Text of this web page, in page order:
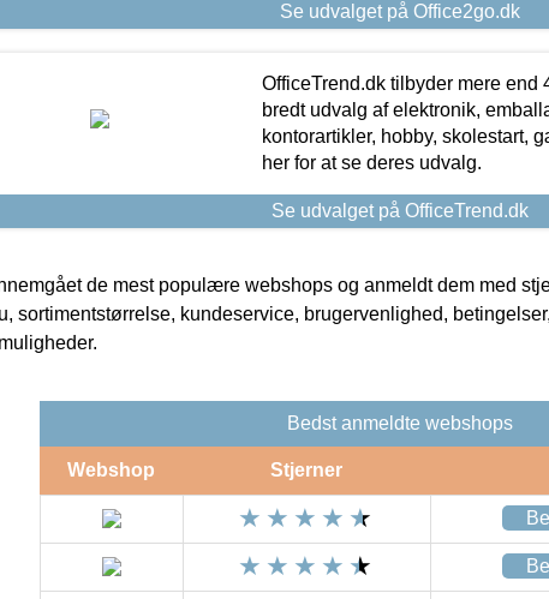
Se udvalget på Office2go.dk
OfficeTrend.dk tilbyder mere end
bredt udvalg af elektronik,
kontorartikler, hobby, skolestart,
her for at se deres udvalg.
Se udvalget på OfficeTrend.dk
de mest populære webshops og anmeldt dem med
sortimentstørrelse, kundeservice, brugervenlighed,
Bedst anmeldte webshops
Webshop Stjerner